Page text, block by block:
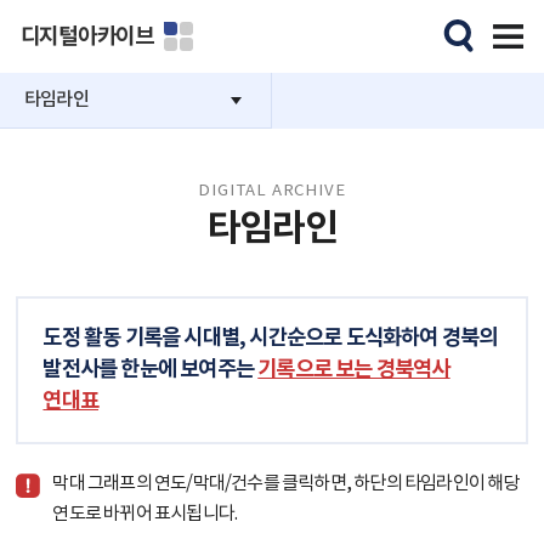
디지털아카이브
타임라인
DIGITAL ARCHIVE
타임라인
도정 활동 기록을 시대별, 시간순으로 도식화하여 경북의
발전사를 한눈에 보여주는기록으로 보는 경북역사
연대표
막대 그래프의 연도/막대/건수를 클릭하면, 하단의 타임라인이 해당
연도로 바뀌어 표시됩니다.